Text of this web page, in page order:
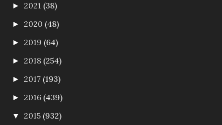
► 2021 (38)
► 2020 (48)
► 2019 (64)
► 2018 (254)
► 2017 (193)
► 2016 (439)
▼ 2015 (932)